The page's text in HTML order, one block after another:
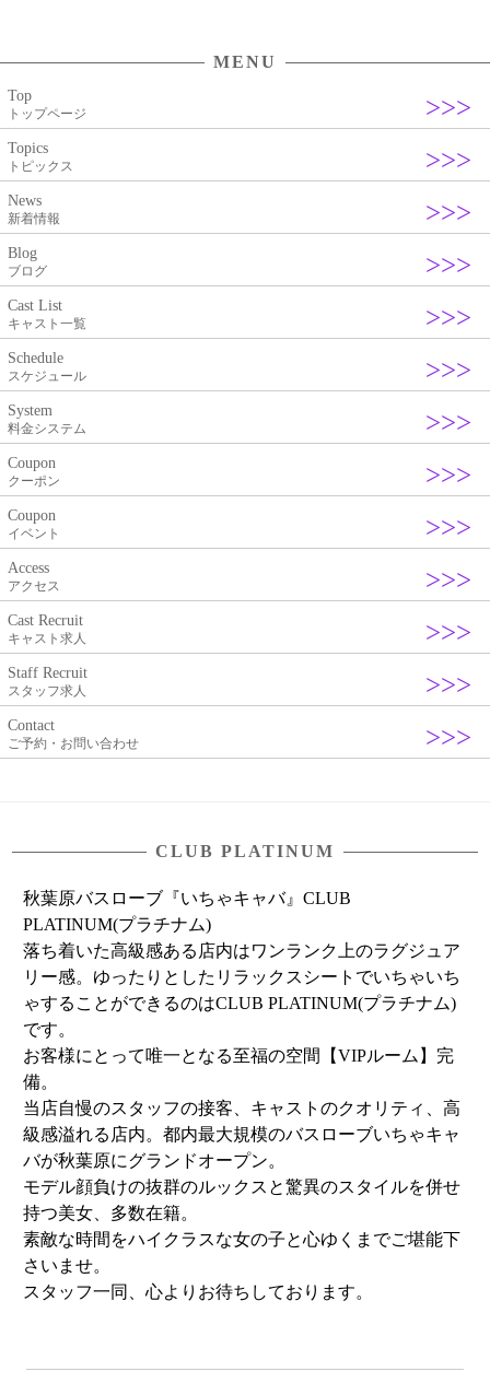
シ
ョ
ン
MENU
Top
トップページ
Topics
トピックス
News
新着情報
Blog
ブログ
Cast List
キャスト一覧
Schedule
スケジュール
System
料金システム
Coupon
クーポン
Coupon
イベント
Access
アクセス
Cast Recruit
キャスト求人
Staff Recruit
スタッフ求人
Contact
ご予約・お問い合わせ
CLUB PLATINUM
秋葉原バスローブ『いちゃキャバ』CLUB
PLATINUM(プラチナム)
落ち着いた高級感ある店内はワンランク上のラグジュア
リー感。ゆったりとしたリラックスシートでいちゃいち
ゃすることができるのはCLUB PLATINUM(プラチナム)
です。
お客様にとって唯一となる至福の空間【VIPルーム】完
備。
当店自慢のスタッフの接客、キャストのクオリティ、高
級感溢れる店内。都内最大規模のバスローブいちゃキャ
バが秋葉原にグランドオープン。
モデル顔負けの抜群のルックスと驚異のスタイルを併せ
持つ美女、多数在籍。
素敵な時間をハイクラスな女の子と心ゆくまでご堪能下
さいませ。
スタッフ一同、心よりお待ちしております。